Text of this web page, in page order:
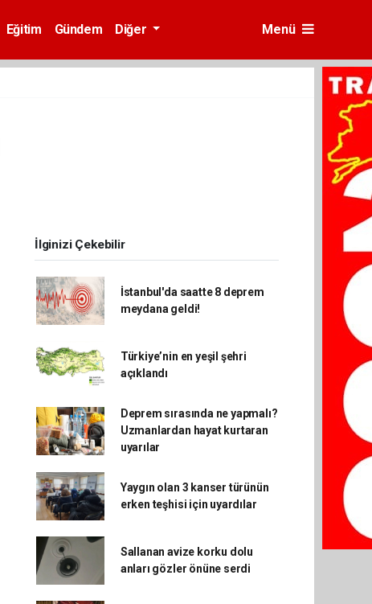
Eğitim Gündem Diğer Menü
İlginizi Çekebilir
İstanbul'da saatte 8 deprem
meydana geldi!
Türkiye’nin en yeşil şehri
açıklandı
Deprem sırasında ne yapmalı?
Uzmanlardan hayat kurtaran
uyarılar
Yaygın olan 3 kanser türünün
erken teşhisi için uyardılar
Sallanan avize korku dolu
anları gözler önüne serdi